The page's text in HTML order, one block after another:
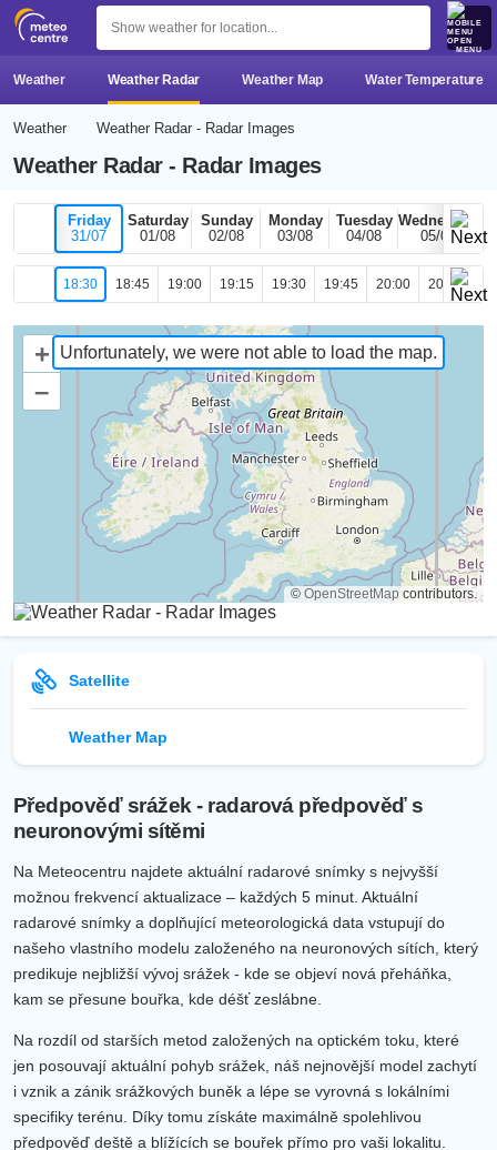
MENU
Weather Weather Radar Weather Map Water Temperature
Weather Weather Radar - Radar Images
Weather Radar - Radar Images
Friday
31/07
Saturday
01/08
Sunday
02/08
Monday
03/08
Tuesday
04/08
Wednesday
05/08
18:30 18:45 19:00 19:15 19:30 19:45 20:00 20:15
Unfortunately, we were not able to load the map.
+
–
© OpenStreetMap contributors.
Satellite
Weather Map
Předpověď srážek - radarová předpověď s
neuronovými sítěmi
Na Meteocentru najdete aktuální radarové snímky s nejvyšší
možnou frekvencí aktualizace – každých 5 minut. Aktuální
radarové snímky a doplňující meteorologická data vstupují do
našeho vlastního modelu založeného na neuronových sítích, který
predikuje nejbližší vývoj srážek - kde se objeví nová přeháňka,
kam se přesune bouřka, kde déšť zeslábne.
Na rozdíl od starších metod založených na optickém toku, které
jen posouvají aktuální pohyb srážek, náš nejnovější model zachytí
i vznik a zánik srážkových buněk a lépe se vyrovná s lokálními
specifiky terénu. Díky tomu získáte maximálně spolehlivou
předpověď deště a blížících se bouřek přímo pro vaši lokalitu.